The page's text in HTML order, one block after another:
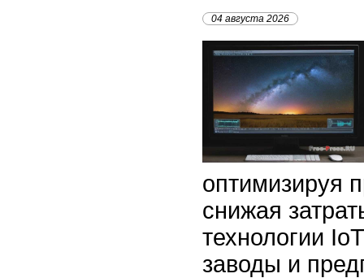
04 августа 2026
оптимизируя
снижая
технологии
заводы и